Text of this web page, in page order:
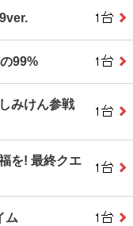
99%
みけん参戦
を! 最終クエ
ム